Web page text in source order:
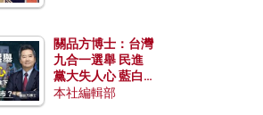
關品方博士：台灣
九合一選舉 民進
黨大失人心 藍白
合作有望拿下七成
本社編輯部